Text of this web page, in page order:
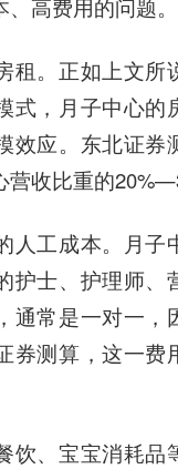
高费用的问题。
租。正如上文所
式，月子中心的
效应。东北证券
收比重的
人工成本。月子
护士、护理师、
通常是一对一，
券测算，这一费
饮、宝宝消耗品